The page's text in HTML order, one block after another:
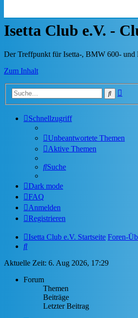
Isetta Club e.V. -
Der Treffpunkt für Isetta-, BMW 600- und
Zum Inhalt
Suche
Schnellzugriff
Unbeantwortete Themen
Aktive Themen
Suche
Dark mode
FAQ
Anmelden
Registrieren
Isetta Club e.V. Startseite Foren-
Suche
Aktuelle Zeit: 6. Aug 2026, 17:29
Forum
Themen
Beiträge
Letzter Beitrag